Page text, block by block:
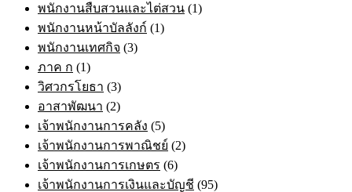
พนักงานสืบสวนและไต่สวน (1)
พนักงานหน้าบัลลังก์ (1)
พนักงานเทศกิจ (3)
ภาค ก (1)
วิศวกรโยธา (3)
อาสาพัฒนา (2)
เจ้าพนักงานการคลัง (5)
เจ้าพนักงานการพาณิชย์ (2)
เจ้าพนักงานการเกษตร (6)
เจ้าพนักงานการเงินและบัญชี (95)